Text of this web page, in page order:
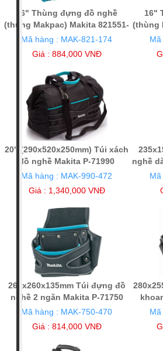
16" Thùng đựng đồ nghề
(thùng Makpac) Makita 821551-
8
Mã hàng : MAK-821-174
Giá : 884,000 VNĐ
16"
(thùng
20" (290x520x250mm) Túi xách
đồ nghề Makita P-71990
Mã hàng : MAK-990-472
Giá : 1,340,000 VNĐ
nghề
265x260x135mm Túi đựng đồ
nghề 2 ngăn Makita P-71750
Mã hàng : MAK-750-470
Giá : 814,000 VNĐ